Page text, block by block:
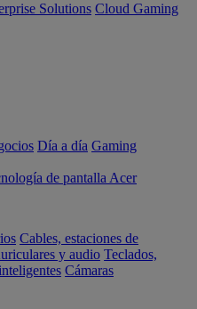
Solutions Cloud Gaming
Día a día Gaming
de pantalla Acer
Cables, estaciones de
y audio Teclados,
Cámaras